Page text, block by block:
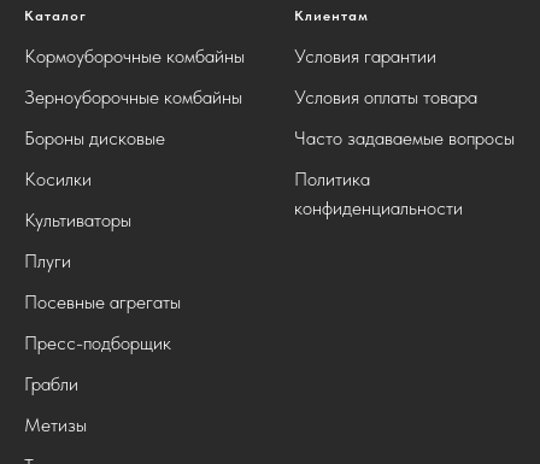
Каталог
Кормоуборочные комбайны
Зерноуборочные комбайны
Бороны дисковые
Косилки
Культиваторы
Плуги
Посевные агрегаты
Пресс-подборщик
Грабли
Метизы
Клиентам
Условия гарантии
Условия оплаты товара
Часто задаваемые вопросы
Политика
конфиденциальности